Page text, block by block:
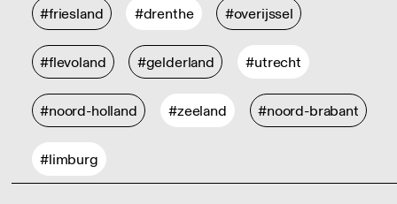
#friesland #drenthe #overijssel
#flevoland #gelderland #utrecht
#noord-holland #zeeland #noord-brabant
#limburg